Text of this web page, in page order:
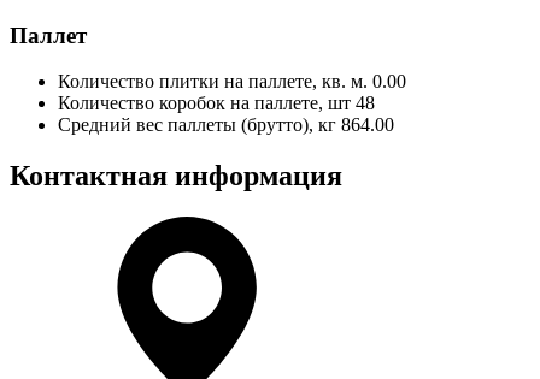
Паллет
Количество плитки на паллете, кв. м. 0.00
Количество коробок на паллете, шт 48
Средний вес паллеты (брутто), кг 864.00
Контактная информация